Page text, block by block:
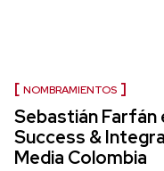
NOMBRAMIENTOS
Sebastián Farfán
Success &
Media Colombia